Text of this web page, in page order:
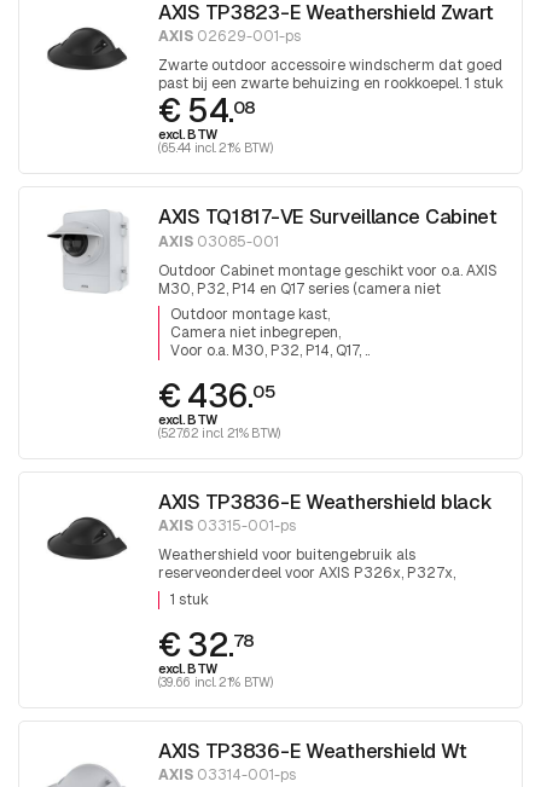
AXIS TP3823-E Weathershield Zwart
AXIS 02629-001-ps
Zwarte outdoor accessoire windscherm dat goed
past bij een zwarte behuizing en rookkoepel. 1 stuk
€ 54.08
excl. BTW
(65.44 incl. 21% BTW)
AXIS TQ1817-VE Surveillance Cabinet
AXIS 03085-001
Outdoor Cabinet montage geschikt voor o.a. AXIS
M30, P32, P14 en Q17 series (camera niet
inbegrepen). Deze kast heeft een dikke deur
inbouw diepte 229 mm
Outdoor montage kast
Camera niet inbegrepen
Voor o.a. M30, P32, P14, Q17, ..
€ 436.05
excl. BTW
(527.62 incl. 21% BTW)
AXIS TP3836-E Weathershield black
AXIS 03315-001-ps
Weathershield voor buitengebruik als
reserveonderdeel voor AXIS P326x, P327x,
P328x, LVE. 1 stuk
1 stuk
€ 32.78
excl. BTW
(39.66 incl. 21% BTW)
AXIS TP3836-E Weathershield Wt
AXIS 03314-001-ps